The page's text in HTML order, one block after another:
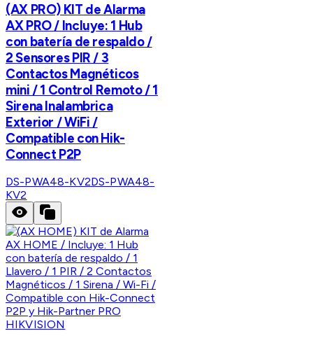
(AX PRO) KIT de Alarma
AX PRO / Incluye: 1 Hub
con batería de respaldo /
2 Sensores PIR / 3
Contactos Magnéticos
mini / 1 Control Remoto / 1
Sirena Inalambrica
Exterior / WiFi /
Compatible con Hik-
Connect P2P
DS-PWA48-KV2DS-PWA48-
KV2
HIKVISION